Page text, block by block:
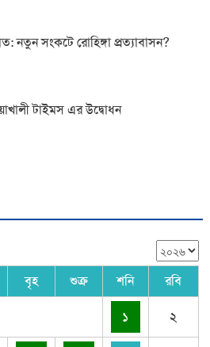
নতুন সংকটে রোহিঙ্গা প্রত্যাবাসন?
টাইমস এর উদ্বোধন
বৃহ শুক্র শনি রবি
১ ২